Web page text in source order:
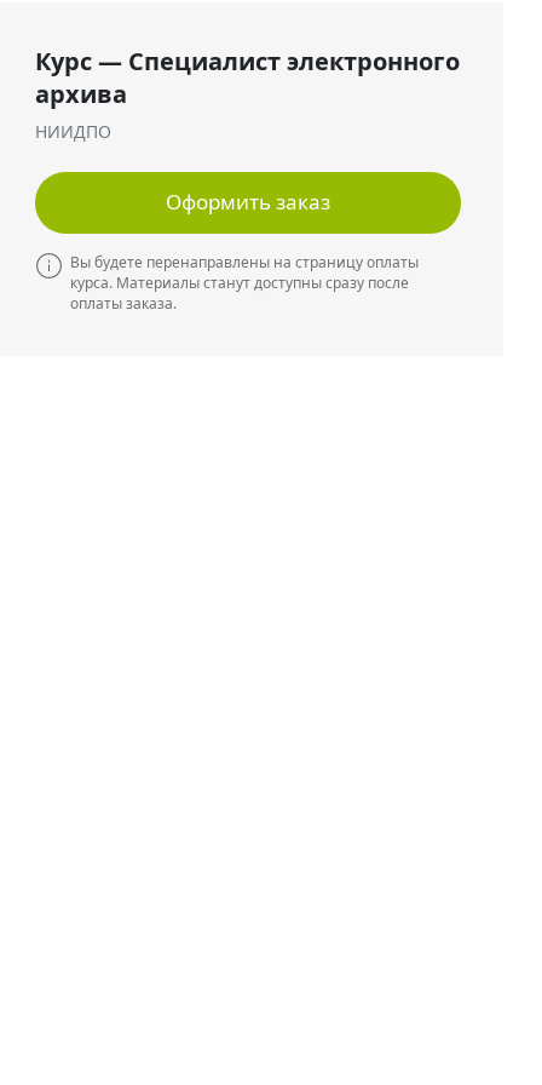
Курс — Специалист электронного
архива
НИИДПО
Оформить заказ
Вы будете перенаправлены на страницу оплаты
курса. Материалы станут доступны сразу после
оплаты заказа.